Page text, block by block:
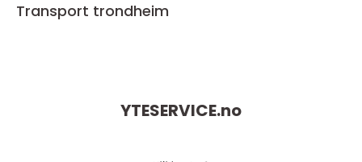
Transport trondheim
YTESERVICE.no